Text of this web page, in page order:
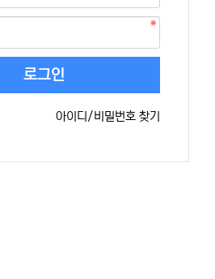
로그인
아이디/비밀번호 찾기